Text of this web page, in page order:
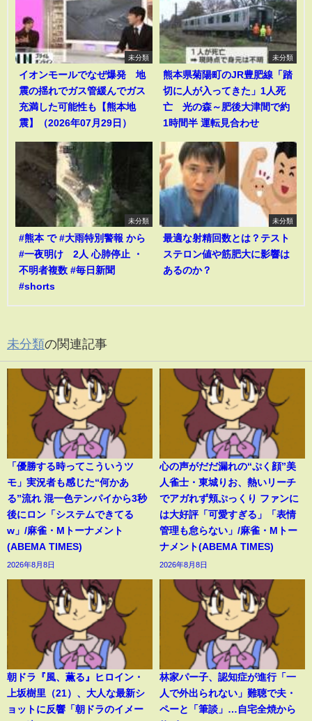
未分類
イオンモールでなぜ爆発 地
震の揺れでガス管緩んでガス
充満した可能性も【熊本地
震】（2026年07月29日）
未分類
熊本県菊陽町のJR豊肥線「踏
切に人が入ってきた」1人死
亡 光の森～肥後大津間で約
1時間半 運転見合わせ
未分類
#熊本 で #大雨特別警報 から
#一夜明け 2人 心肺停止 ・
不明者複数 #毎日新聞
#shorts
未分類
最適な射精回数とは？テスト
ステロン値や筋肥大に影響は
あるのか？
未分類の関連記事
「優勝する時ってこういうツ
モ」実況者も感じた“何かあ
る”流れ 混一色テンパイから3秒
後にロン「システムできてる
w」/麻雀・Mトーナメント
(ABEMA TIMES)
2026年8月8日
心の声がだだ漏れの“ぷく顔”美
人雀士・東城りお、熱いリーチ
でアガれず頬ぷっくり ファンに
は大好評「可愛すぎる」「表情
管理も怠らない」/麻雀・Mトー
ナメント(ABEMA TIMES)
2026年8月8日
朝ドラ『風、薫る』ヒロイン・
上坂樹里（21）、大人な最新シ
ョットに反響「朝ドラのイメー
林家パー子、認知症が進行「一
人で外出られない」難聴で夫・
ペーと「筆談」…自宅全焼から